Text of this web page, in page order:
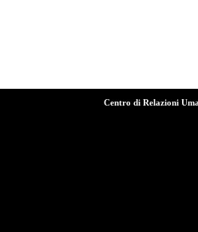
Centro di Relazioni